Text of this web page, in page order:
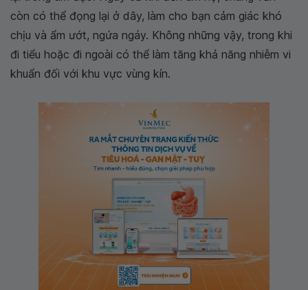
còn có thể đọng lại ở dây, làm cho bạn cảm giác khó
chịu và ẩm ướt, ngứa ngáy. Không những vậy, trong khi
đi tiểu hoặc đi ngoài có thể làm tăng khả năng nhiễm vi
khuẩn đối với khu vực vùng kín.